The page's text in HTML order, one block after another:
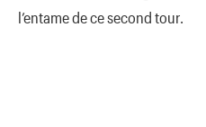
l’entame de ce second tour.